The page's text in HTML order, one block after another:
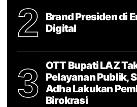
2
Brand Presiden di
Digital
3
OTT Bupati LAZ
Pelayanan Publik,
Adha Lakukan
Birokrasi